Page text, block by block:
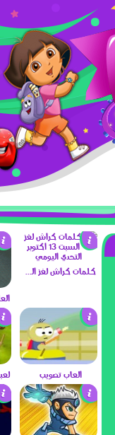
كلمات كراش لغز السبت 13 اكتوبر التحدي اليومي
العاب تصويب